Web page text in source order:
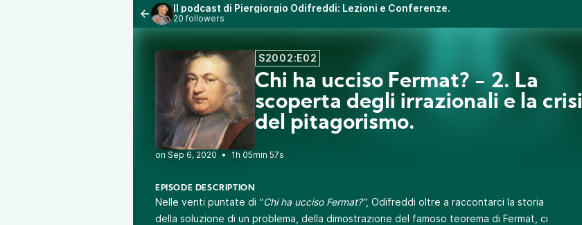
Il podcast di Piergiorgio Odifreddi: Lezioni e Conferenze.
20 followers
S2002:E02
Chi ha ucciso Fermat? - 2. La
scoperta degli irrazionali e la crisi
del pitagorismo.
• 1h 05min 57s
EPISODE DESCRIPTION
Nelle venti puntate di “Chi ha ucciso Fermat?”, Odifreddi oltre a raccontarci la storia
della soluzione di un problema, della dimostrazione del famoso teorema di Fermat, ci